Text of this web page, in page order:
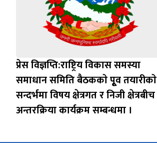
प्रेस विज्ञप्ति:राष्ट्रिय विकास समस्या
समाधान समिति बैठककाे पूृव तयारीकाे
सन्दर्भमा विषय क्षेत्रगत र निजी क्षेत्रबीच
अन्तरक्रिया कार्यक्रम सम्बन्धमा ।